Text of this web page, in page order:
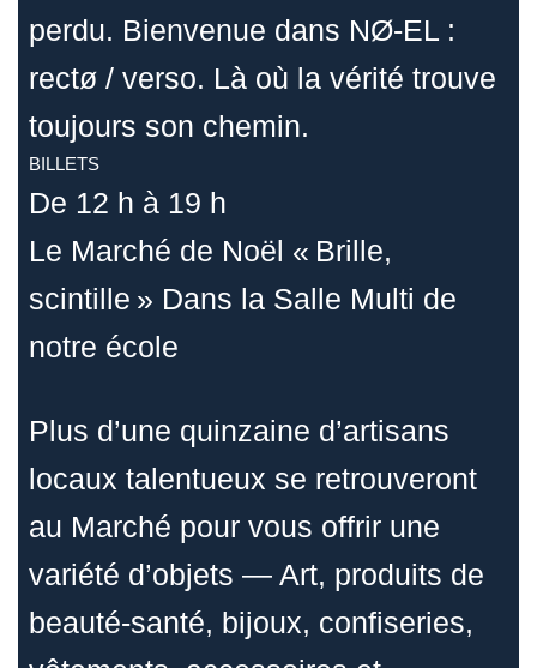
perdu. Bienvenue dans NØ-EL :
rectø / verso. Là où la vérité trouve
toujours son chemin.
BILLETS
De 12 h à 19 h
Le Marché de Noël « Brille,
scintille » Dans la Salle Multi de
notre école
Plus d’une quinzaine d’artisans
locaux talentueux se retrouveront
au Marché pour vous offrir une
variété d’objets — Art, produits de
beauté-santé, bijoux, confiseries,